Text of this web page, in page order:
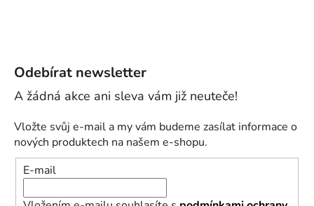
Odebírat newsletter
Vložte svůj e-mail a my vám budeme zasílat informace o
nových produktech na našem e-shopu.
E-mail